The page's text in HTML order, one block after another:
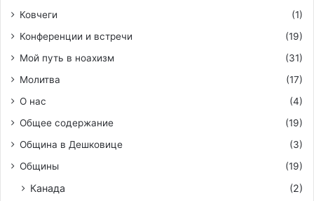
Ковчеги
(1)
Конференции и встречи
(19)
Мой путь в ноахизм
(31)
Молитва
(17)
О нас
(4)
Общее содержание
(19)
Община в Дешковице
(3)
Общины
(19)
Канада (2)